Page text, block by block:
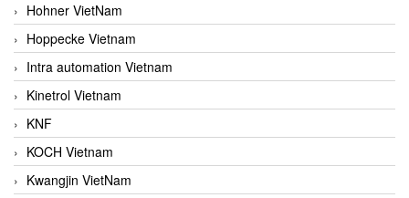
Hohner VietNam
Hoppecke Vietnam
Intra automation Vietnam
Kinetrol Vietnam
KNF
KOCH Vietnam
Kwangjin VietNam